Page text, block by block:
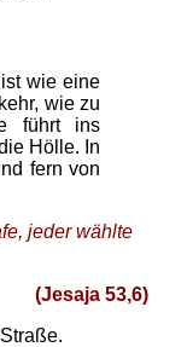
wie eine
wie zu
führt ins
Hölle. In
fern von
jeder wählte
(Jesaja 53,6)